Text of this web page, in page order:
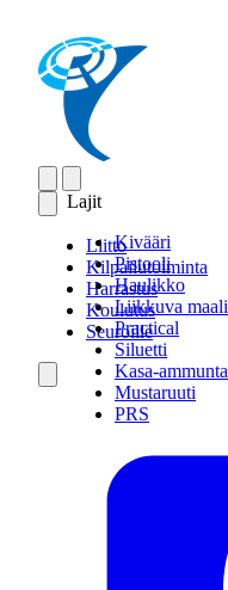
Lajit
Kivääri
Pistooli
Haulikko
Liikkuva maali
Practical
Siluetti
Kasa-ammunta
Mustaruuti
PRS
Liitto
Kilpailutoiminta
Harrastus
Koulutus
Seuroille